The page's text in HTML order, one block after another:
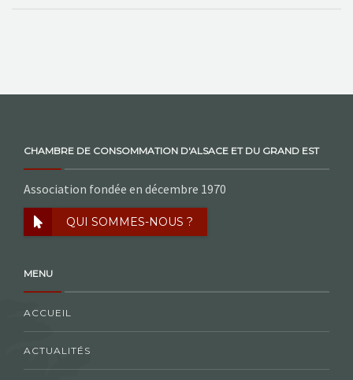
CHAMBRE DE CONSOMMATION D'ALSACE ET DU GRAND EST
Association fondée en décembre 1970
QUI SOMMES-NOUS ?
MENU
ACCUEIL
ACTUALITÉS